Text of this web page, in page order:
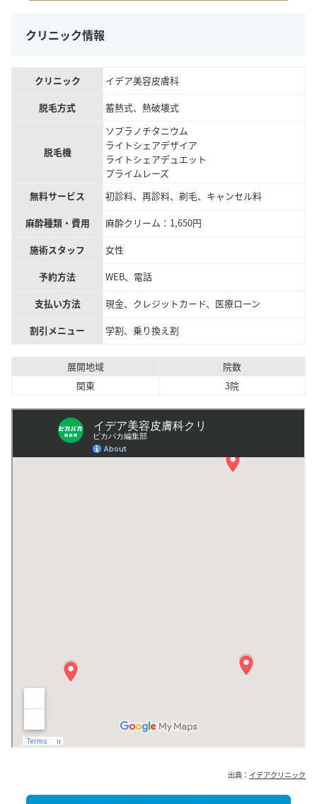
クリニック情報
クリニック
イデア美容皮膚科
脱毛方式
蓄熱式、熱破壊式
脱毛機
ソプラノチタニウム
ライトシェアデザイア
ライトシェアデュエット
プライムレーズ
無料サービス
初診料、再診料、剃毛、キャンセル料
麻酔種類・費用
麻酔クリーム：1,650円
施術スタッフ
女性
予約方法
WEB、電話
支払い方法
現金、クレジットカード、医療ローン
割引メニュー
学割、乗り換え割
展開地域
院数
関東
3院
出典： イデアクリニック